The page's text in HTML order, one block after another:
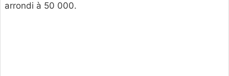
arrondi à 50 000.